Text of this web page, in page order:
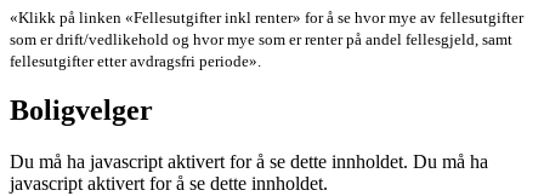
«Klikk på linken «Fellesutgifter inkl renter» for å se hvor mye av fellesutgifter
som er drift/vedlikehold og hvor mye som er renter på andel fellesgjeld, samt
fellesutgifter etter avdragsfri periode».
Boligvelger
Du må ha javascript aktivert for å se dette innholdet. Du må ha
javascript aktivert for å se dette innholdet.